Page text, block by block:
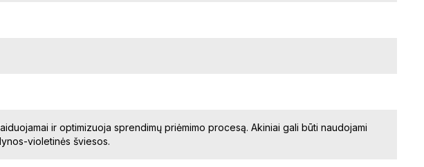
ir optimizuoja sprendimų priėmimo procesą. Akiniai gali būti naudojami
violetinės šviesos.